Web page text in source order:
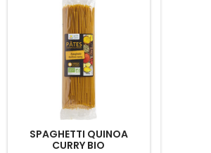
SPAGHETTI QUINOA
CURRY BIO